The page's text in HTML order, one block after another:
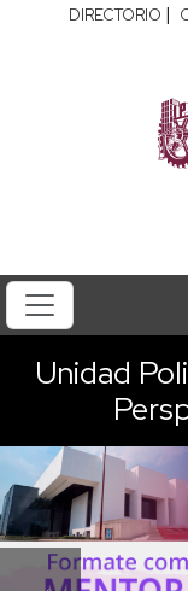
DIRECTORIO |
Unidad